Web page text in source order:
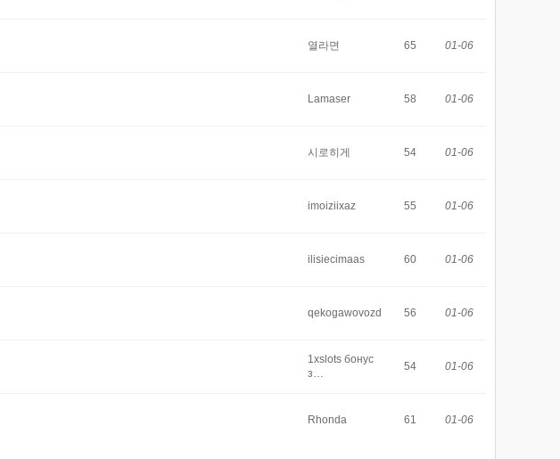
열라면 65 01-06
Lamaser 58 01-06
시로히게 54 01-06
imoiziixaz 55 01-06
ilisiecimaas 60 01-06
qekogawovozd 56 01-06
1xslots бонус
з…
54 01-06
Rhonda 61 01-06